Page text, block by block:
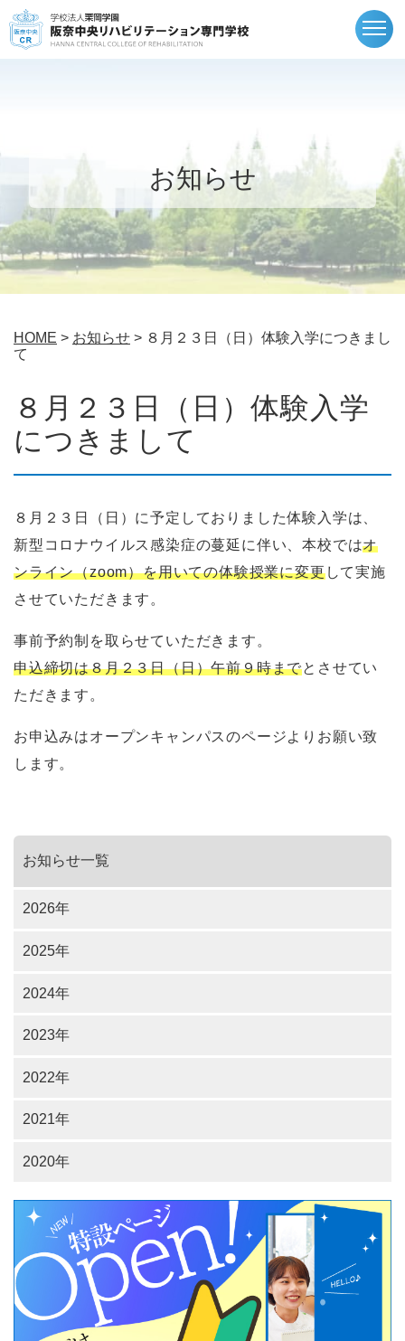
お知らせ
HOME > お知らせ > ８月２３日（日）体験入学につきまし
て
８月２３日（日）体験入学
につきまして
８月２３日（日）に予定しておりました体験入学は、
新型コロナウイルス感染症の蔓延に伴い、本校ではオ
ンライン（zoom）を用いての体験授業に変更して実施
させていただきます。
事前予約制を取らせていただきます。
申込締切は８月２３日（日）午前９時までとさせてい
ただきます。
お申込みはオープンキャンパスのページよりお願い致
します。
お知らせ一覧
2026年
2025年
2024年
2023年
2022年
2021年
2020年